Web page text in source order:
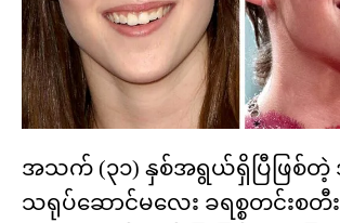
အသက် (၃၁) နှစ်အရွယ်ရှိပြီဖြစ်တဲ့
သရုပ်ဆောင်မလေး ခရစ္စတင်းစ